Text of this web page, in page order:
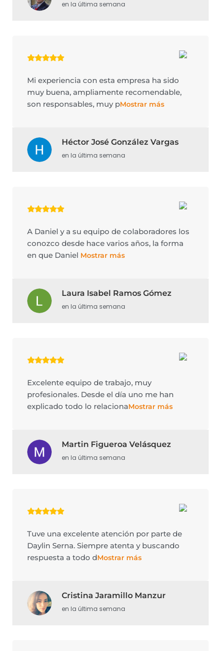
en la última semana
Mi experiencia con esta empresa ha sido
muy buena, ampliamente recomendable,
son responsables, muy pMostrar más
Héctor José González Vargas
en la última semana
A Daniel y a su equipo de colaboradores los
conozco desde hace varios años, la forma
en que Daniel Mostrar más
Laura Isabel Ramos Gómez
en la última semana
Excelente equipo de trabajo, muy
profesionales. Desde el día uno me han
explicado todo lo relacionaMostrar más
Martin Figueroa Velásquez
en la última semana
Tuve una excelente atención por parte de
Daylin Serna. Siempre atenta y buscando
respuesta a todo dMostrar más
Cristina Jaramillo Manzur
en la última semana